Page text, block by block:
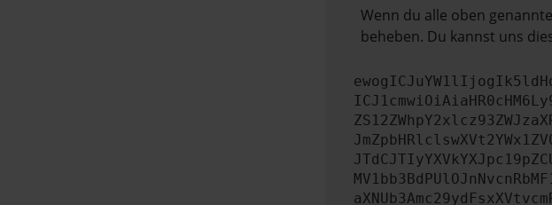
Wenn du alle oben
beheben. Du kannst uns